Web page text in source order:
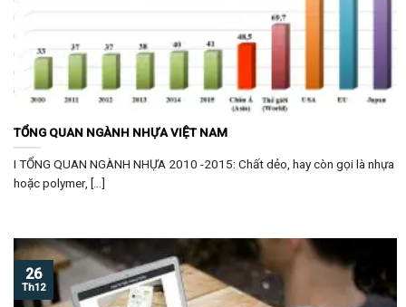
TỔNG QUAN NGÀNH NHỰA VIỆT NAM
I TỔNG QUAN NGÀNH NHỰA 2010 -2015: Chất dẻo, hay còn gọi là nhựa
hoặc polymer, [...]
26
Th12